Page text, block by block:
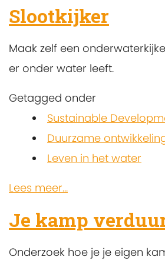
Slootkijker
Maak zelf een
er onder water leeft.
Getagged onder
Sustainable
Duurzame
Leven in het water
Lees meer...
Je kamp
Onderzoek hoe je je eigen